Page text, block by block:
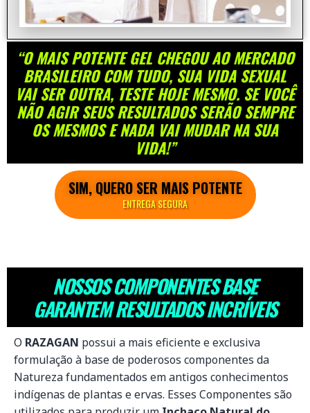
“O MAIS POTENTE GEL CHEGOU AO MERCADO
BRASILEIRO COM TUDO, SUA VIDA SEXUAL
VAI SER OUTRA, TESTE HOJE MESMO. SE VOCÊ
NÃO AGIR SEUS RESULTADOS SERÃO SEMPRE
OS MESMOS E NADA VAI MUDAR NA SUA
VIDA!”
SIM, QUERO SER MAIS POTENTE
ENTREGA SEGURA
NOSSOS COMPONENTES BASE
GARANTEM RESULTADOS INCRÍVEIS
O RAZAGAN possui a mais eficiente e exclusiva
formulação à base de poderosos componentes da
Natureza fundamentados em antigos conhecimentos
indígenas de plantas e ervas. Esses Componentes são